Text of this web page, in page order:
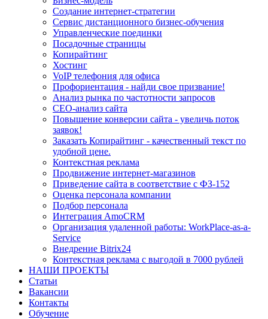
Создание интернет-стратегии
Сервис дистанционного бизнес-обучения
Управленческие поединки
Посадочные страницы
Копирайтинг
Хостинг
VoIP телефония для офиса
Профориентация - найди свое призвание!
Анализ рынка по частотности запросов
СЕО-анализ сайта
Повышение конверсии сайта - увеличь поток
заявок!
Заказать Копирайтинг - качественный текст по
удобной цене.
Контекстная реклама
Продвижение интернет-магазинов
Приведение сайта в соответствие с ФЗ-152
Оценка персонала компании
Подбор персонала
Интеграция AmoCRM
Организация удаленной работы: WorkPlace-as-a-
Service
Внедрение Bitrix24
Контекстная реклама с выгодой в 7000 рублей
НАШИ ПРОЕКТЫ
Статьи
Вакансии
Контакты
Обучение